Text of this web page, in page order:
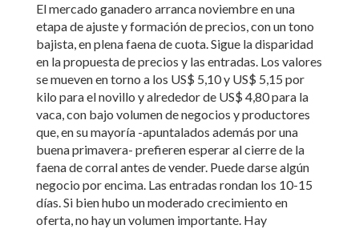
El mercado ganadero arranca noviembre en una
etapa de ajuste y formación de precios, con un tono
bajista, en plena faena de cuota. Sigue la disparidad
en la propuesta de precios y las entradas. Los valores
se mueven en torno a los US$ 5,10 y US$ 5,15 por
kilo para el novillo y alrededor de US$ 4,80 para la
vaca, con bajo volumen de negocios y productores
que, en su mayoría -apuntalados además por una
buena primavera- prefieren esperar al cierre de la
faena de corral antes de vender. Puede darse algún
negocio por encima. Las entradas rondan los 10-15
días. Si bien hubo un moderado crecimiento en
oferta, no hay un volumen importante. Hay